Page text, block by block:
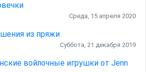
Среда, 15 апреля 2020
из пряжи
Суббота, 21 декабря 2019
войлочные игрушки от Jenn